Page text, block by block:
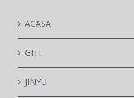
ACASA
GITI
JINYU